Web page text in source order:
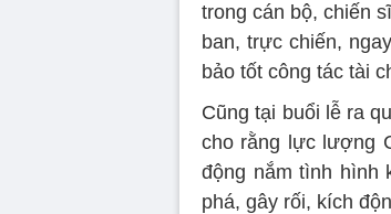
trong cán bộ, chiến
ban, trực chiến,
bảo tốt công tác tài
Cũng tại buổi lễ ra
cho rằng lực lượng
động nắm tình hình
phá, gây rối, kích